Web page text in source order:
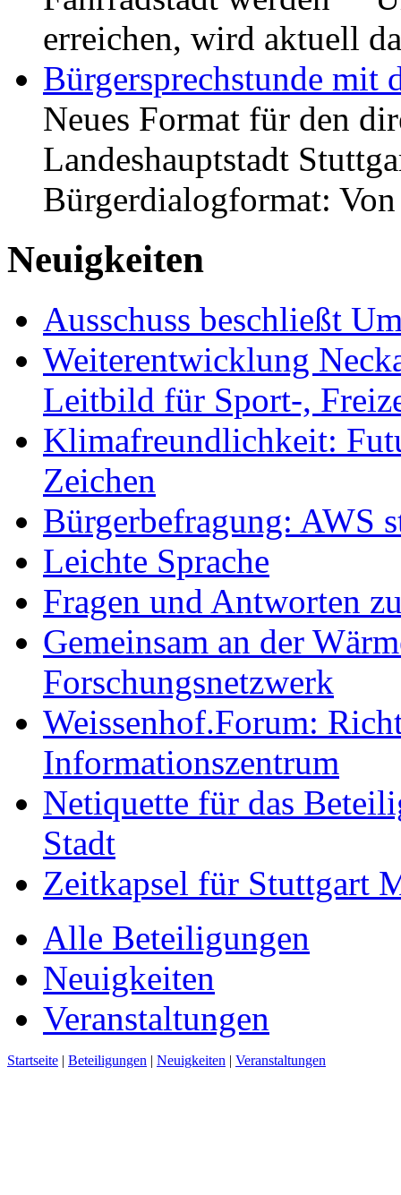
erreichen, wird aktuell
Bürgersprechstunde mit
Neues Format für den
Landeshauptstadt
Bürgerdialogformat:
Neuigkeiten
Ausschuss beschließt
Weiterentwicklung
Leitbild für Sport-,
Klimafreundlichkeit:
Zeichen
Bürgerbefragung: AWS
Leichte Sprache
Fragen und Antworten
Gemeinsam an der
Forschungsnetzwerk
Weissenhof.Forum:
Informationszentrum
Netiquette für das
Stadt
Zeitkapsel für Stuttgart
Alle Beteiligungen
Neuigkeiten
Veranstaltungen
Startseite | Beteiligungen | Neuigkeiten | Veranstaltungen